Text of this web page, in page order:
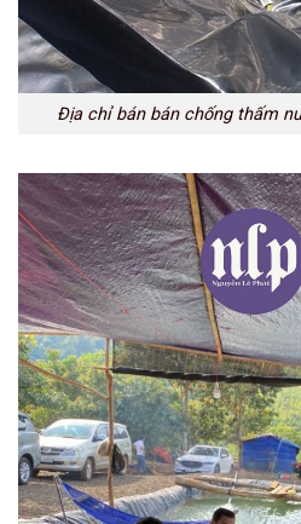
Địa chỉ bán bán chống thấm